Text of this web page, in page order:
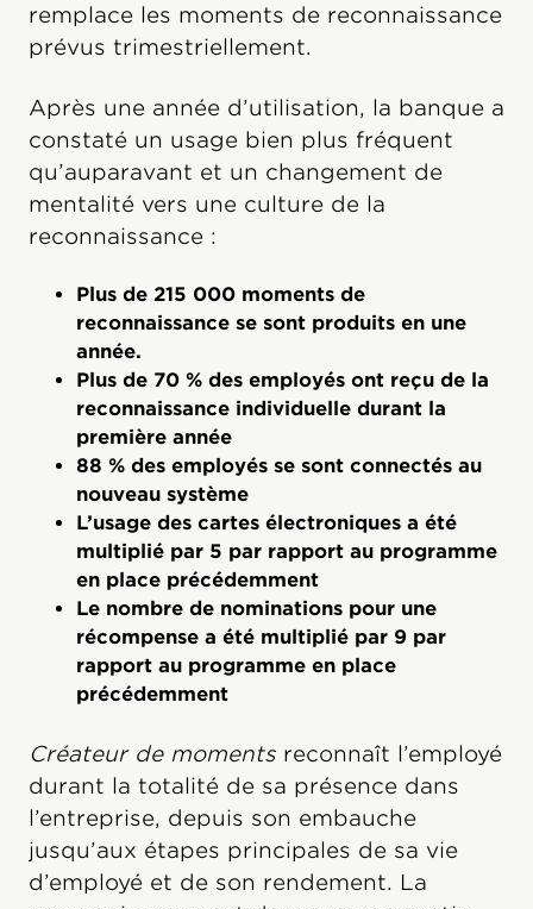
remplace les moments de reconnaissance
prévus trimestriellement.
Après une année d’utilisation, la banque a
constaté un usage bien plus fréquent
qu’auparavant et un changement de
mentalité vers une culture de la
reconnaissance :
Plus de 215 000 moments de
reconnaissance se sont produits en une
année.
Plus de 70 % des employés ont reçu de la
reconnaissance individuelle durant la
première année
88 % des employés se sont connectés au
nouveau système
L’usage des cartes électroniques a été
multiplié par 5 par rapport au programme
en place précédemment
Le nombre de nominations pour une
récompense a été multiplié par 9 par
rapport au programme en place
précédemment
Créateur de moments reconnaît l’employé
durant la totalité de sa présence dans
l’entreprise, depuis son embauche
jusqu’aux étapes principales de sa vie
d’employé et de son rendement. La